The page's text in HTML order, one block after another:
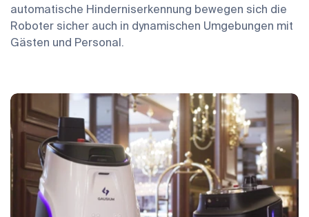
automatische Hinderniserkennung bewegen sich die
Roboter sicher auch in dynamischen Umgebungen mit
Gästen und Personal.